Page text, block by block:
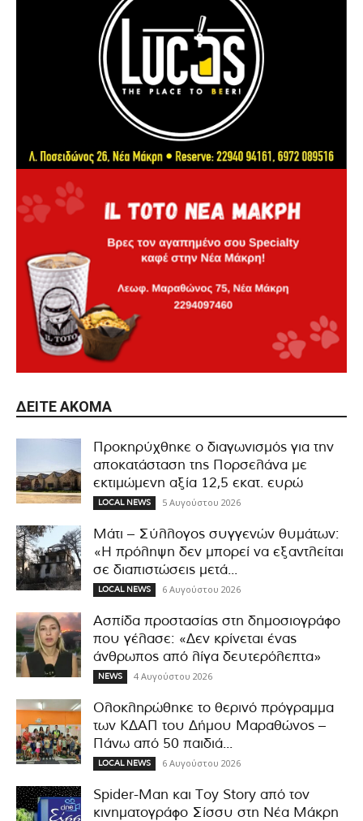
ΔΕΊΤΕ ΑΚΌΜΑ
Προκηρύχθηκε ο διαγωνισμός για την
αποκατάσταση της Πορσελάνα με
εκτιμώμενη αξία 12,5 εκατ. ευρώ
LOCAL NEWS 5 Αυγούστου 2026
Μάτι – Σύλλογος συγγενών θυμάτων:
«Η πρόληψη δεν μπορεί να εξαντλείται
σε διαπιστώσεις μετά...
LOCAL NEWS 6 Αυγούστου 2026
Ασπίδα προστασίας στη δημοσιογράφο
που γέλασε: «Δεν κρίνεται ένας
άνθρωπος από λίγα δευτερόλεπτα»
NEWS 4 Αυγούστου 2026
Ολοκληρώθηκε το θερινό πρόγραμμα
των ΚΔΑΠ του Δήμου Μαραθώνος –
Πάνω από 50 παιδιά...
LOCAL NEWS 6 Αυγούστου 2026
Spider-Man και Toy Story από τον
κινηματογράφο Σίσσυ στη Νέα Μάκρη